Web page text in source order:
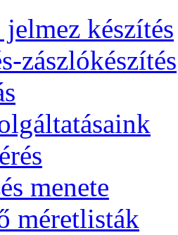
jelmez készítés
zászlókészítés
menete
méretlisták